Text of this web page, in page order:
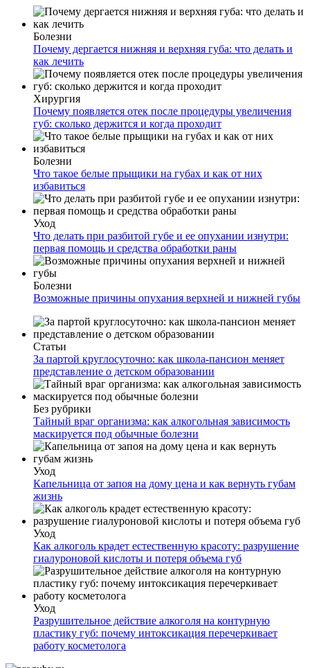
Болезни
Почему дергается нижняя и верхняя губа: что делать и
как лечить
Хирургия
Почему появляется отек после процедуры увеличения
губ: сколько держится и когда проходит
Болезни
Что такое белые прыщики на губах и как от них
избавиться
Уход
Что делать при разбитой губе и ее опухании изнутри:
первая помощь и средства обработки раны
Болезни
Возможные причины опухания верхней и нижней губы
Статьи
За партой круглосуточно: как школа-пансион меняет
представление о детском образовании
Без рубрики
Тайный враг организма: как алкогольная зависимость
маскируется под обычные болезни
Уход
Капельница от запоя на дому цена и как вернуть губам
жизнь
Уход
Как алкоголь крадет естественную красоту: разрушение
гиалуроновой кислоты и потеря объема губ
Уход
Разрушительное действие алкоголя на контурную
пластику губ: почему интоксикация перечеркивает
работу косметолога